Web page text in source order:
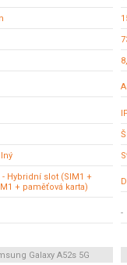
- Hybridní slot (SIM1 +
+ paměťová karta)
-
Galaxy A52s 5G